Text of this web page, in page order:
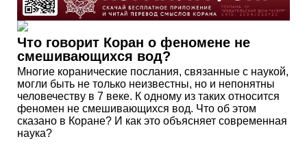
Что говорит Коран о феномене не
смешивающихся вод?
Многие коранические послания, связанные с наукой,
могли быть не только неизвестны, но и непонятны
человечеству в 7 веке. К одному из таких относится
феномен не смешивающихся вод. Что об этом
сказано в Коране? И как это объясняет современная
наука?